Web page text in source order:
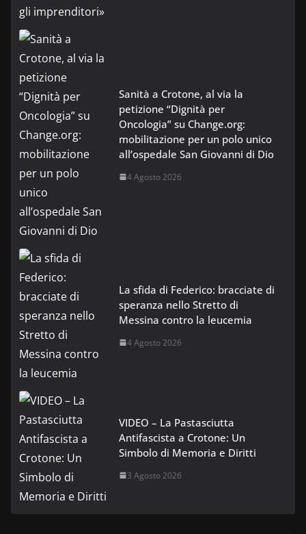
Sanità a Crotone, al via la
petizione “Dignità per
Oncologia” su Change.org:
mobilitazione per un polo unico
all’ospedale San Giovanni di Dio
4 Agosto 2026
La sfida di Federico: bracciate di
speranza nello Stretto di
Messina contro la leucemia
4 Agosto 2026
VIDEO – La Pastasciutta
Antifascista a Crotone: Un
Simbolo di Memoria e Diritti
3 Agosto 2026